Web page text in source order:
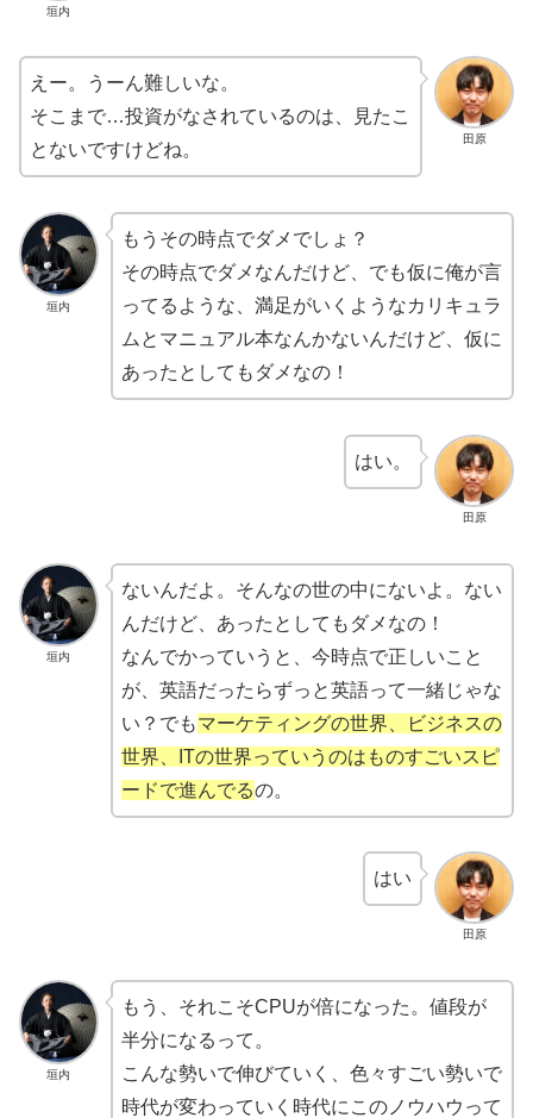
垣内
田原
えー。うーん難しいな。
そこまで…投資がなされているのは、見たこ
とないですけどね。
垣内
もうその時点でダメでしょ？
その時点でダメなんだけど、でも仮に俺が言
ってるような、満足がいくようなカリキュラ
ムとマニュアル本なんかないんだけど、仮に
あったとしてもダメなの！
田原
はい。
垣内
ないんだよ。そんなの世の中にないよ。ない
んだけど、あったとしてもダメなの！
なんでかっていうと、今時点で正しいこと
が、英語だったらずっと英語って一緒じゃな
い？でもマーケティングの世界、ビジネスの
世界、ITの世界っていうのはものすごいスピ
ードで進んでるの。
田原
はい
垣内
もう、それこそCPUが倍になった。値段が
半分になるって。
こんな勢いで伸びていく、色々すごい勢いで
時代が変わっていく時代にこのノウハウって